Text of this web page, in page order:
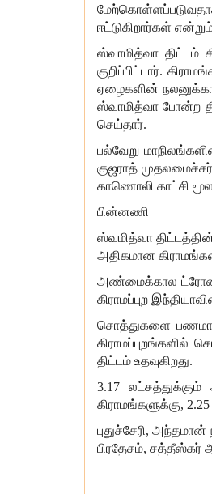
ஈட்டுகிறார்கள்
ஸ்வாமித்வா திட்டம்
குறிப்பிட்டார்.
ஏழைகளின்
ஸ்வாமித்வா போன்ற
செய்தார்.
பல்வேறு
குஜராத்
காணொலி காட்சி
பின்னணி
ஸ்வமித்வா
அதிகமான
அண்மைக்கால
கிராமப்புற
சொத்துகளை
கிராமப்புறங்களில்
திட்டம் உதவுகிறது.
3.17 லட்சத்துக்கும்
கிராமங்களுக்கு, 2.25
புதுச்சேரி,அந்தமான்
பிரதேசம், சத்தீஸ்கர்